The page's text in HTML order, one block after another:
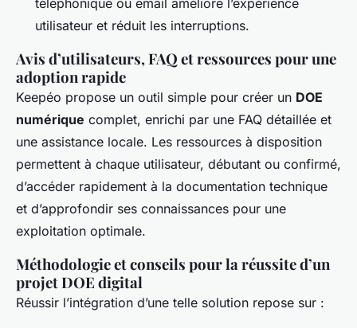
utilisateur et réduit les interruptions.
Avis d’utilisateurs, FAQ et ressources pour une
adoption rapide
Keepéo propose un outil simple pour créer un DOE
numérique complet, enrichi par une FAQ détaillée et
une assistance locale. Les ressources à disposition
permettent à chaque utilisateur, débutant ou confirmé,
d’accéder rapidement à la documentation technique
et d’approfondir ses connaissances pour une
exploitation optimale.
Méthodologie et conseils pour la réussite d’un
projet DOE digital
Réussir l’intégration d’une telle solution repose sur :